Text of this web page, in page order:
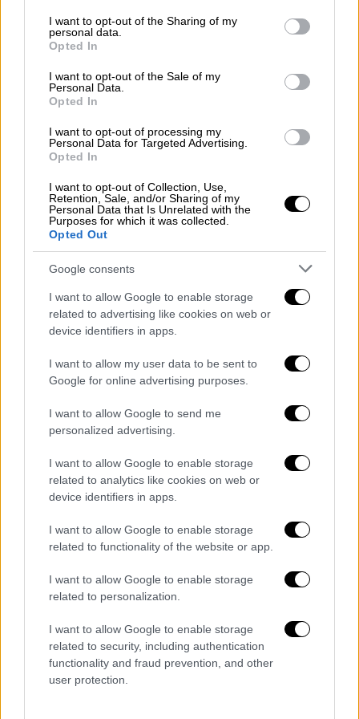
not limited to your visit or usage behaviour. You may click to
grant or deny consent to Google and its third-party tags to
use your data for below specified purposes in below Google
consent section.
I want to opt-out of the Sharing of my
personal data.
Opted In
I want to opt-out of the Sale of my
Personal Data.
Opted In
I want to opt-out of processing my
Personal Data for Targeted Advertising.
Opted In
I want to opt-out of Collection, Use,
Retention, Sale, and/or Sharing of my
Personal Data that Is Unrelated with the
Purposes for which it was collected.
Opted Out
Google consents
I want to allow Google to enable storage
related to advertising like cookies on web or
device identifiers in apps.
I want to allow my user data to be sent to
Google for online advertising purposes.
I want to allow Google to send me
personalized advertising.
I want to allow Google to enable storage
related to analytics like cookies on web or
device identifiers in apps.
I want to allow Google to enable storage
related to functionality of the website or app.
I want to allow Google to enable storage
related to personalization.
I want to allow Google to enable storage
related to security, including authentication
functionality and fraud prevention, and other
user protection.
Παραλλήλως, πριν την εκπνοή του 2020,
Τουρκία και Ηνωμένο Βασίλειο υπέγραψαν
συμφωνία ελεύθερου εμπορίου και
προανήγγειλαν σύσφιξη των μεταξύ τους
εμπορικών δεσμών. Επιπλέον Ισπανία και
τομέα, ενώ οι γερμανοτουρκικές σχέσεις
αποτελούν ξεχωριστό κεφάλαιο
πολυεπίπεδης ανάλυσης.
Το μαχητικόEurofighter Typhoon
κατασκευάζεται από μια κοινοπραξία
αεροπορικών βιομηχανιών που αποτελείται
από την ιταλικήAeritalia , τη βρετανικήBae
Systems, την ισπανικήCASAκαι τη
γερμανικήEADS. Έτερες εταιρίες
προερχόμενες από τις ίδιες χώρες,
εμπλέκονται στην κατασκευή κινητήρων
κοινοπραξία EuroJet), ηλεκτρονικών κτλ.
Γιατί όμως το Eurofighter θα αποτελούσε
«σοφή» επιλογή για την Άγκυρα; Πρωτίστως
θα ενδυνάμωνε τους οικονομικούς και
εμπορικούς δεσμούς με τις 4 χώρες που
απαρτίζουν το κατασκευαστικό
κονσόρτιουμ. Επιπλέον θα προμηθεύονταν
ένα μαχητικό που κατασκευάζεται από
νατοϊκές χώρες, αποφεύγοντας μια
αποδεικνύοντας παράλληλα την προσήλωση
προς τους ευρωατλαντικούς δεσμούς. Και
τέλος θα σηματοδοτούσε την ένταξη στις
τάξεις της τουρκικής αεροπορίας, ενός
μαχητικού υψηλών επιδόσεων. Η Ιταλία
μάλιστα, έχει επανειλημμένα προβεί σε